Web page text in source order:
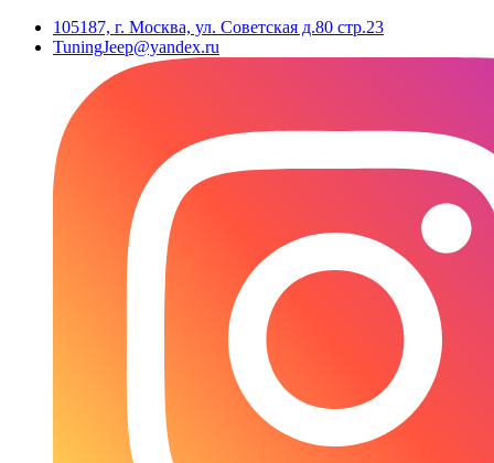
105187, г. Москва, ул. Советская д.80 стр.23
TuningJeep@yandex.ru